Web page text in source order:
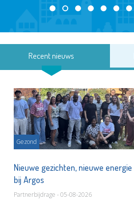
Recent nieuws
Gezond
Nieuwe gezichten, nieuwe energie
bij Argos
Partnerbijdrage - 05-08-2026